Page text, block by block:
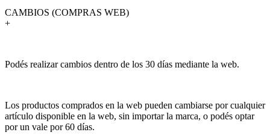
CAMBIOS (COMPRAS WEB)
+
Podés realizar cambios dentro de los 30 días mediante la web.
Los productos comprados en la web pueden cambiarse por cualquier
artículo disponible en la web, sin importar la marca, o podés optar
por un vale por 60 días.